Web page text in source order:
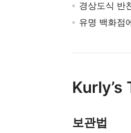
경상도식 반
유명 백화점
Kurly’s
보관법